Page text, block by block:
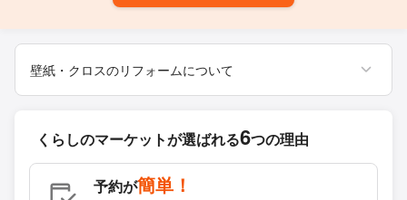
壁紙・クロスのリフォームについて
くらしのマーケットが選ばれる6つの理由
予約が簡単！